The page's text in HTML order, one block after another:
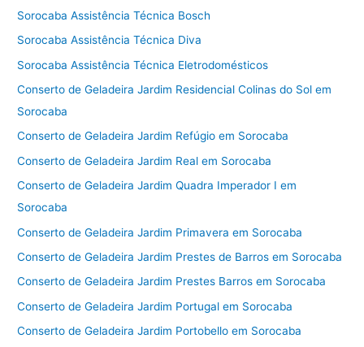
Sorocaba Assistência Técnica Bosch
Sorocaba Assistência Técnica Diva
Sorocaba Assistência Técnica Eletrodomésticos
Conserto de Geladeira Jardim Residencial Colinas do Sol em
Sorocaba
Conserto de Geladeira Jardim Refúgio em Sorocaba
Conserto de Geladeira Jardim Real em Sorocaba
Conserto de Geladeira Jardim Quadra Imperador I em
Sorocaba
Conserto de Geladeira Jardim Primavera em Sorocaba
Conserto de Geladeira Jardim Prestes de Barros em Sorocaba
Conserto de Geladeira Jardim Prestes Barros em Sorocaba
Conserto de Geladeira Jardim Portugal em Sorocaba
Conserto de Geladeira Jardim Portobello em Sorocaba